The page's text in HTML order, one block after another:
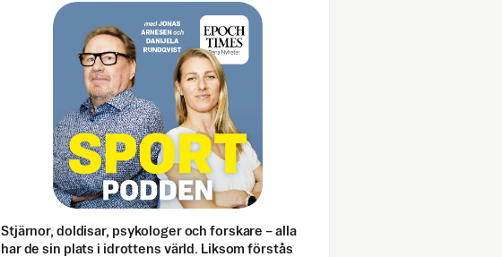
Stjärnor, doldisar, psykologer och forskare – alla
har de sin plats i idrottens värld. Liksom förstås